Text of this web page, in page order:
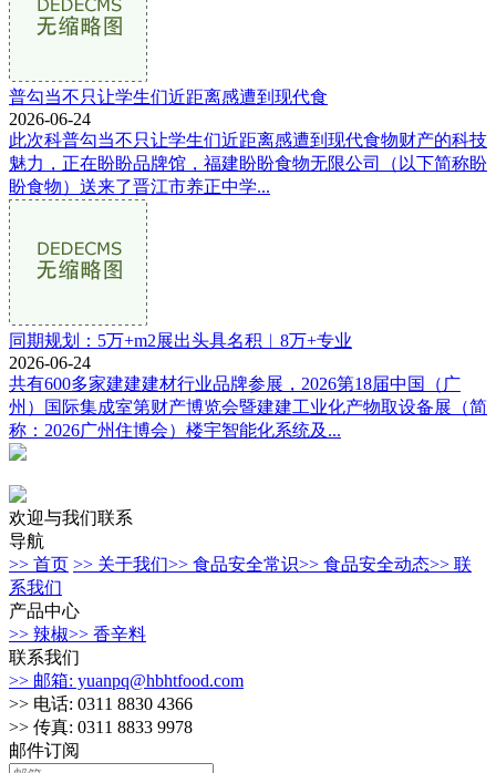
普勾当不只让学生们近距离感遭到现代食
2026-06-24
此次科普勾当不只让学生们近距离感遭到现代食物财产的科技
魅力，正在盼盼品牌馆，福建盼盼食物无限公司（以下简称盼
盼食物）送来了晋江市养正中学...
同期规划：5万+m2展出头具名积︱8万+专业
2026-06-24
共有600多家建建建材行业品牌参展，2026第18届中国（广
州）国际集成室第财产博览会暨建建工业化产物取设备展（简
称：2026广州住博会）楼宇智能化系统及...
欢迎与我们联系
导航
>> 首页 >> 关于我们>> 食品安全常识>> 食品安全动态>> 联
系我们
产品中心
>> 辣椒>> 香辛料
联系我们
>> 邮箱: yuanpq@hbhtfood.com
>> 电话: 0311 8830 4366
>> 传真: 0311 8833 9978
邮件订阅